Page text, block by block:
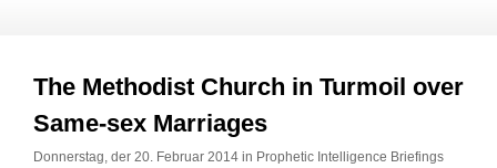
The Methodist Church in Turmoil over
Same-sex Marriages
Donnerstag, der 20. Februar 2014 in Prophetic Intelligence Briefings